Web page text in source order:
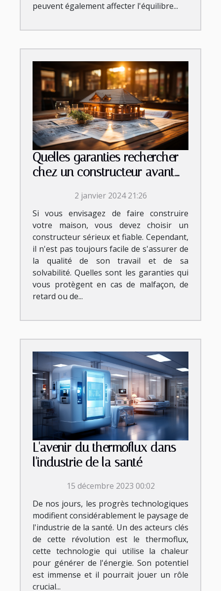
peuvent également affecter l'équilibre...
Quelles garanties rechercher
chez un constructeur avant
2 janvier 2024 21:26
Si vous envisagez de faire construire
votre maison, vous devez choisir un
constructeur sérieux et fiable. Cependant,
il n'est pas toujours facile de s'assurer de
la qualité de son travail et de sa
solvabilité. Quelles sont les garanties qui
vous protègent en cas de malfaçon, de
retard ou de...
L'avenir du thermoflux dans
l'industrie de la santé
15 décembre 2023 00:02
De nos jours, les progrès technologiques
modifient considérablement le paysage de
l'industrie de la santé. Un des acteurs clés
de cette révolution est le thermoflux,
cette technologie qui utilise la chaleur
pour générer de l'énergie. Son potentiel
est immense et il pourrait jouer un rôle
crucial...